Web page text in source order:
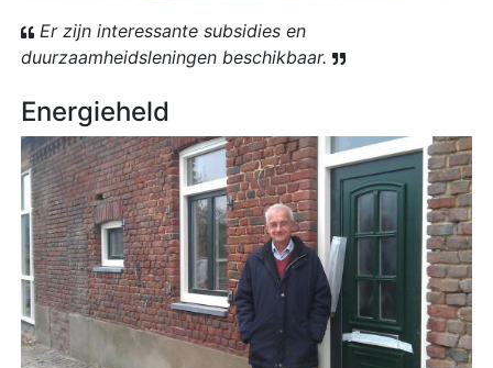
Er zijn interessante subsidies en
duurzaamheidsleningen beschikbaar.
Energieheld